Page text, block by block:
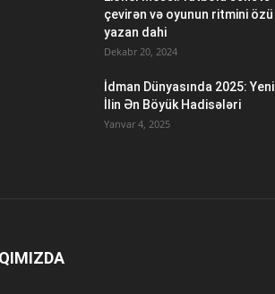
çevirən və oyunun ritmini özü
yazan dahi
Dekabr 20, 2024
İdman Dünyasında 2025: Yeni
İlin Ən Böyük Hadisələri
Yanvar 4, 2025